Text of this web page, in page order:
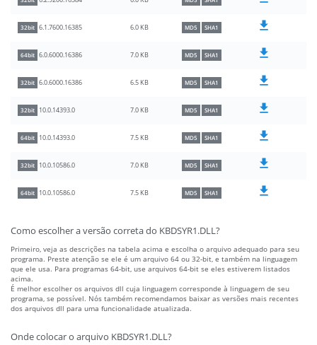
32bit 6.1.7600.16385 6.0 KB MD5 SHA1
64bit 6.0.6000.16386 7.0 KB MD5 SHA1
32bit 6.0.6000.16386 6.5 KB MD5 SHA1
32bit 10.0.14393.0 7.0 KB MD5 SHA1
64bit 10.0.14393.0 7.5 KB MD5 SHA1
32bit 10.0.10586.0 7.0 KB MD5 SHA1
64bit 10.0.10586.0 7.5 KB MD5 SHA1
Como escolher a versão correta do KBDSYR1.DLL?
Primeiro, veja as descrições na tabela acima e escolha o arquivo adequado para seu
programa. Preste atenção se ele é um arquivo 64 ou 32-bit, e também na linguagem
que ele usa. Para programas 64-bit, use arquivos 64-bit se eles estiverem listados
acima.
É melhor escolher os arquivos dll cuja linguagem corresponde à linguagem de seu
programa, se possível. Nós também recomendamos baixar as versões mais recentes
dos arquivos dll para uma funcionalidade atualizada.
Onde colocar o arquivo KBDSYR1.DLL?